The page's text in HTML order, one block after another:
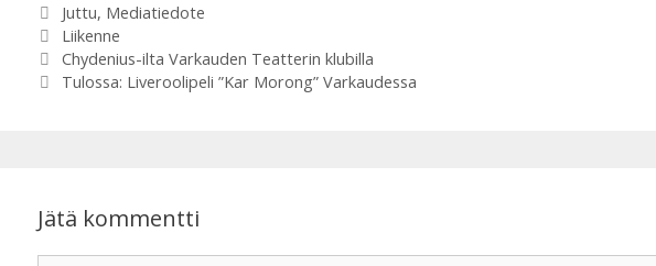
t
s
p
b
Kategoriat
Juttu, Mediatiedote
Avainsanat
Liikenne
Chydenius-ilta Varkauden Teatterin klubilla
Tulossa: Liveroolipeli ”Kar Morong” Varkaudessa
Jätä kommentti